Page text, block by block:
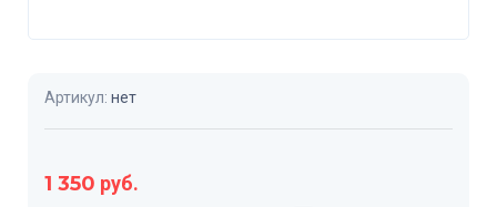
Артикул: нет
1 350 руб.